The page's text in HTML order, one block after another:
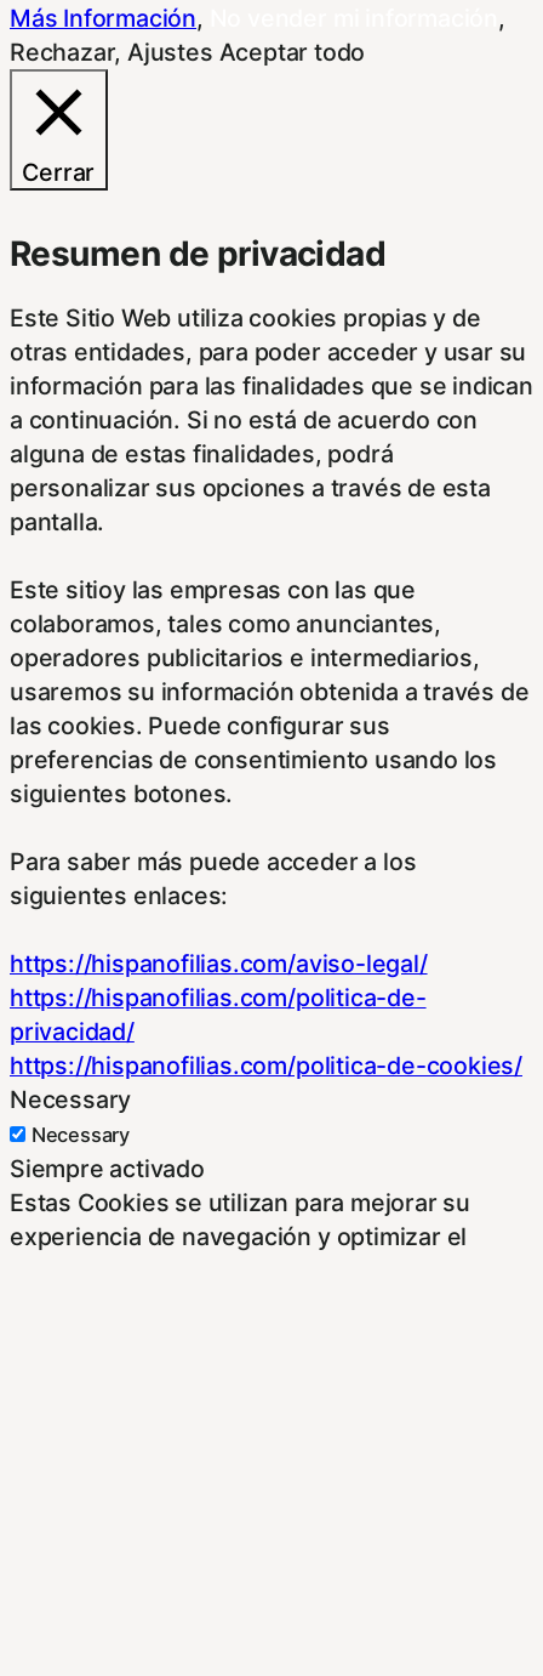
Más Información,
,
Rechazar,Ajustes Aceptar todo
Cerrar
Resumen de privacidad
Este Sitio Web utiliza cookies propias y de
otras entidades, para poder acceder y usar su
información para las finalidades que se indican
a continuación. Si no está de acuerdo con
alguna de estas finalidades, podrá
personalizar sus opciones a través de esta
pantalla.
Este sitioy las empresas con las que
colaboramos, tales como anunciantes,
operadores publicitarios e intermediarios,
usaremos su información obtenida a través de
las cookies. Puede configurar sus
preferencias de consentimiento usando los
siguientes botones.
Para saber más puede acceder a los
siguientes enlaces:
https://hispanofilias.com/aviso-legal/
https://hispanofilias.com/politica-de-
privacidad/
https://hispanofilias.com/politica-de-cookies/
Necessary
Necessary
Siempre activado
Estas Cookies se utilizan para mejorar su
experiencia de navegación y optimizar el